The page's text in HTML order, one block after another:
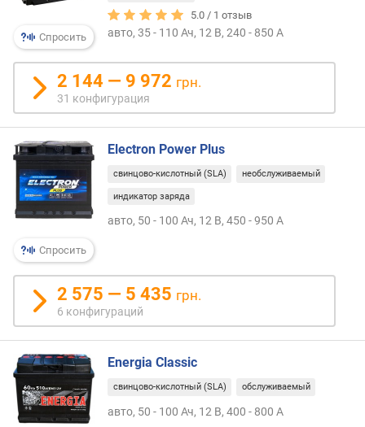
о
о
т
з
ы
в
а
м
п
о
а
т
д
а
в
л
е
н
Спросить
5.0 / 1 отзыв
авто, 35 - 110 Ач, 12 В, 240 - 850 А
2 144 — 9 972 грн.
31 конфигурация
Спросить
Electron Power Plus
свинцово-кислотный (SLA) необслуживаемый
индикатор заряда
авто, 50 - 100 Ач, 12 В, 450 - 950 А
2 575 — 5 435 грн.
6 конфигураций
Energia Classic
свинцово-кислотный (SLA) обслуживаемый
авто, 50 - 100 Ач, 12 В, 400 - 800 А